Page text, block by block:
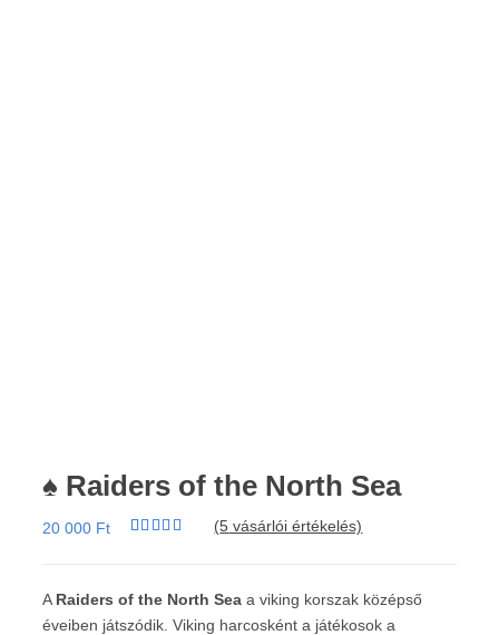
♠️ Raiders of the North Sea
20 000 Ft
értékelés
(5 vásárlói értékelés)
A Raiders of the North Sea a viking korszak középső
éveiben játszódik. Viking harcosként a játékosok a